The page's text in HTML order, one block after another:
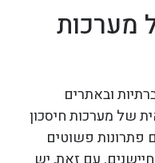
מערכות
ובאתרים
של מערכות חיסכון
פתרונות פשוטים